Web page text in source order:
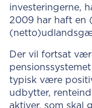
investeringerne,
2009 har haft en
Der vil fortsat
typisk være
udbytter,
aktiver, som skal